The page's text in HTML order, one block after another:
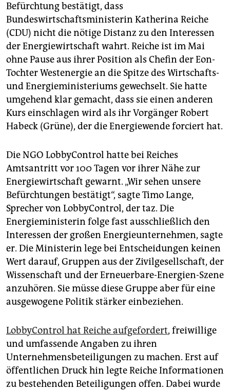
Befürchtung bestätigt, dass
Bundeswirtschaftsministerin Katherina Reiche
(CDU) nicht die nötige Distanz zu den Interessen
der Energiewirtschaft wahrt. Reiche ist im Mai
ohne Pause aus ihrer Position als Chefin der Eon-
Tochter Westenergie an die Spitze des Wirtschafts-
und Energieministeriums gewechselt. Sie hatte
umgehend klar gemacht, dass sie einen anderen
Kurs einschlagen wird als ihr Vorgänger Robert
Habeck (Grüne), der die Energiewende forciert hat.
Die NGO LobbyControl hatte bei Reiches
Amtsantritt vor 100 Tagen vor ihrer Nähe zur
Energiewirtschaft gewarnt. „Wir sehen unsere
Befürchtungen bestätigt“, sagte Timo Lange,
Sprecher von LobbyControl, der taz. Die
Energieministerin folge fast ausschließlich den
Interessen der großen Energieunternehmen, sagte
er. Die Ministerin lege bei Entscheidungen keinen
Wert darauf, Gruppen aus der Zivilgesellschaft, der
Wissenschaft und der Erneuerbare-Energien-Szene
anzuhören. Sie müsse diese Gruppe aber für eine
ausgewogene Politik stärker einbeziehen.
LobbyControl hat Reiche aufgefordert, freiwillige
und umfassende Angaben zu ihren
Unternehmensbeteiligungen zu machen. Erst auf
öffentlichen Druck hin legte Reiche Informationen
zu bestehenden Beteiligungen offen. Dabei wurde